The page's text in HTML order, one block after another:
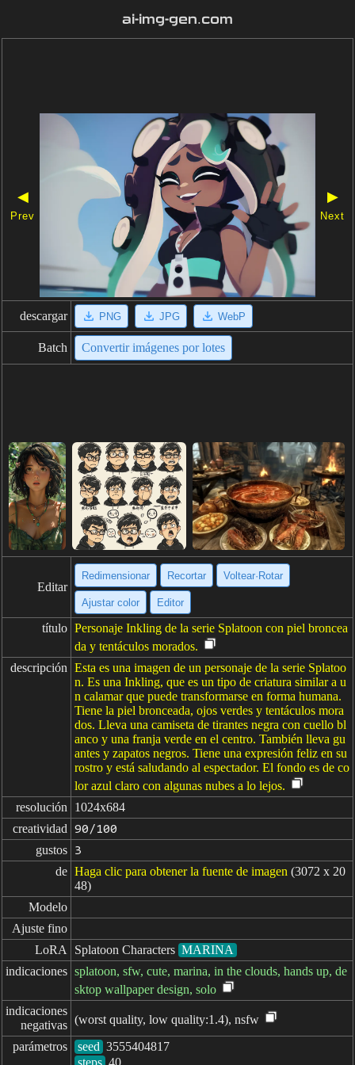
ai-img-gen.com
◀
Prev
▶
Next
descargar PNG JPG WebP
Batch Convertir imágenes por lotes
Editar
Redimensionar Recortar Voltear·Rotar
Ajustar color Editor
título Personaje Inkling de la serie Splatoon con piel broncea
da y tentáculos morados.
descripción Esta es una imagen de un personaje de la serie Splatoo
n. Es una Inkling, que es un tipo de criatura similar a u
n calamar que puede transformarse en forma humana.
Tiene la piel bronceada, ojos verdes y tentáculos mora
dos. Lleva una camiseta de tirantes negra con cuello bl
anco y una franja verde en el centro. También lleva gu
antes y zapatos negros. Tiene una expresión feliz en su
rostro y está saludando al espectador. El fondo es de co
lor azul claro con algunas nubes a lo lejos.
resolución
1024x684
creatividad
90/100
gustos 3
de Haga clic para obtener la fuente de imagen (3072 x 20
48)
Modelo
Ajuste fino
LoRA
Splatoon Characters MARINA
indicaciones splatoon, sfw, cute, marina, in the clouds, hands up, de
sktop wallpaper design, solo
indicaciones
negativas (worst quality, low quality:1.4), nsfw
parámetros
seed
steps